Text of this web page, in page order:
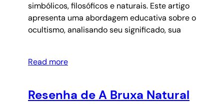
simbólicos, filosóficos e naturais. Este artigo
apresenta uma abordagem educativa sobre o
ocultismo, analisando seu significado, sua
Read more
Resenha de A Bruxa Natural